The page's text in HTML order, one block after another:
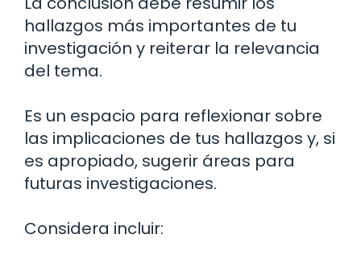
hallazgos más importantes de tu
investigación y reiterar la relevancia
del tema.
Es un espacio para reflexionar sobre
las implicaciones de tus hallazgos y, si
es apropiado, sugerir áreas para
futuras investigaciones.
Considera incluir: